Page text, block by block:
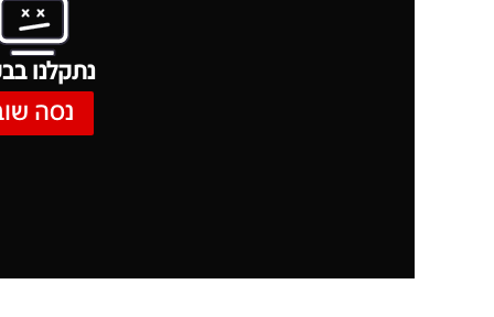
נתקלנו
נסה